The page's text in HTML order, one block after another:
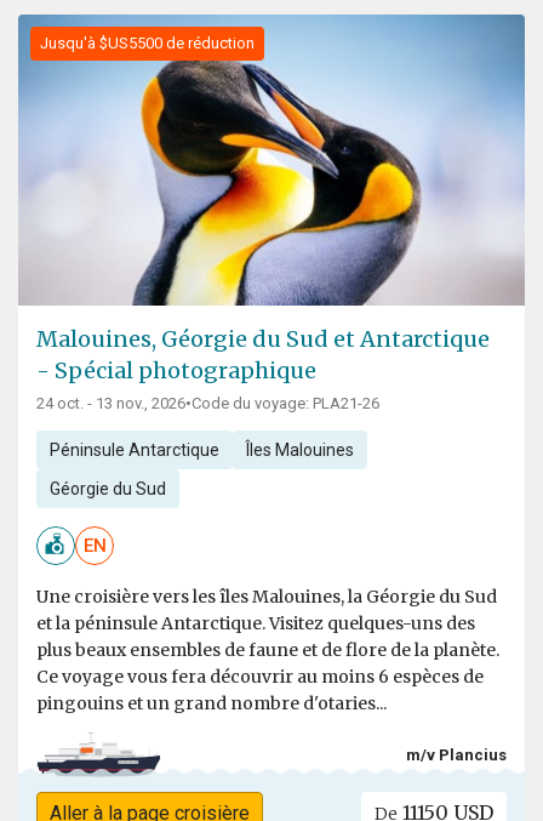
Jusqu'à $US5500 de réduction
Malouines, Géorgie du Sud et Antarctique
- Spécial photographique
24 oct. - 13 nov., 2026•Code du voyage: PLA21-26
Péninsule Antarctique Îles Malouines
Géorgie du Sud
EN
Une croisière vers les îles Malouines, la Géorgie du Sud
et la péninsule Antarctique. Visitez quelques-uns des
plus beaux ensembles de faune et de flore de la planète.
Ce voyage vous fera découvrir au moins 6 espèces de
pingouins et un grand nombre d'otaries...
m/v Plancius
Aller à la page croisière De 11150 USD